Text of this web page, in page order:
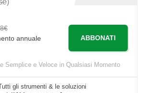
)
annuale
ABBONATI
Semplice e Veloce in Qualsiasi Momento
gli strumenti & le soluzioni